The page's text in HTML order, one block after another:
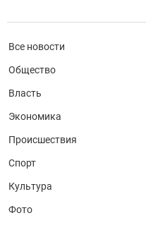
Все новости
Общество
Власть
Экономика
Происшествия
Спорт
Культура
Фото